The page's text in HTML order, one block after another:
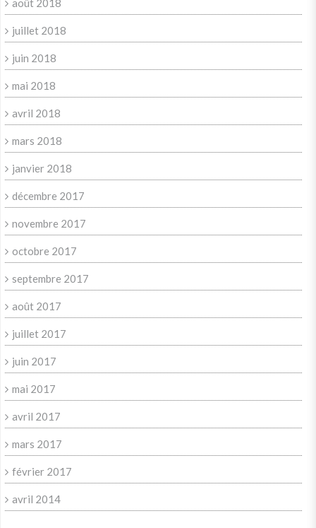
août 2018
juillet 2018
juin 2018
mai 2018
avril 2018
mars 2018
janvier 2018
décembre 2017
novembre 2017
octobre 2017
septembre 2017
août 2017
juillet 2017
juin 2017
mai 2017
avril 2017
mars 2017
février 2017
avril 2014